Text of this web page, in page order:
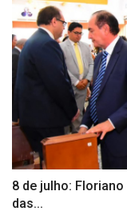
8 de julho:
das...